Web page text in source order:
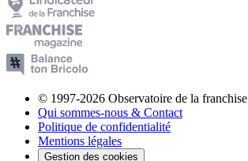
© 1997-2026 Observatoire de la franchise
Qui sommes-nous & Contact
Politique de confidentialité
Mentions légales
Gestion des cookies